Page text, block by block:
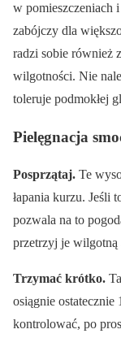
w pomieszczeniach
zabójczy dla
radzi sobie również
wilgotności. Nie
toleruje podmokłej
Pielęgnacja
Posprzątaj. Te
łapania kurzu. Jeśli
pozwala na to
przetrzyj je wilgotną
Trzymać krótko.
osiągnie
kontrolować, po